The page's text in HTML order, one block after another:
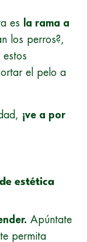
es
la rama a
los perros?,
el pelo a
¡ve a por
estética
Apúntate
permita